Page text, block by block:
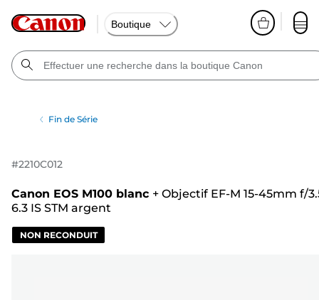
Boutique
Fin de Série
#2210C012
Canon EOS M100 blanc + Objectif EF-M 15-45mm f/
6.3 IS STM argent
NON RECONDUIT